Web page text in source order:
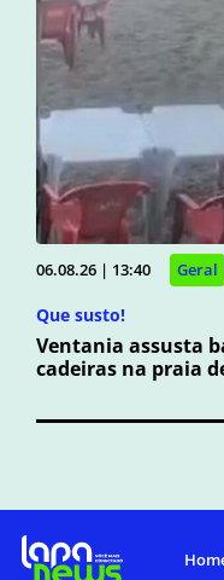
06.08.26 | 13:40 Geral
Que susto!
Ventania assusta
cadeiras na praia